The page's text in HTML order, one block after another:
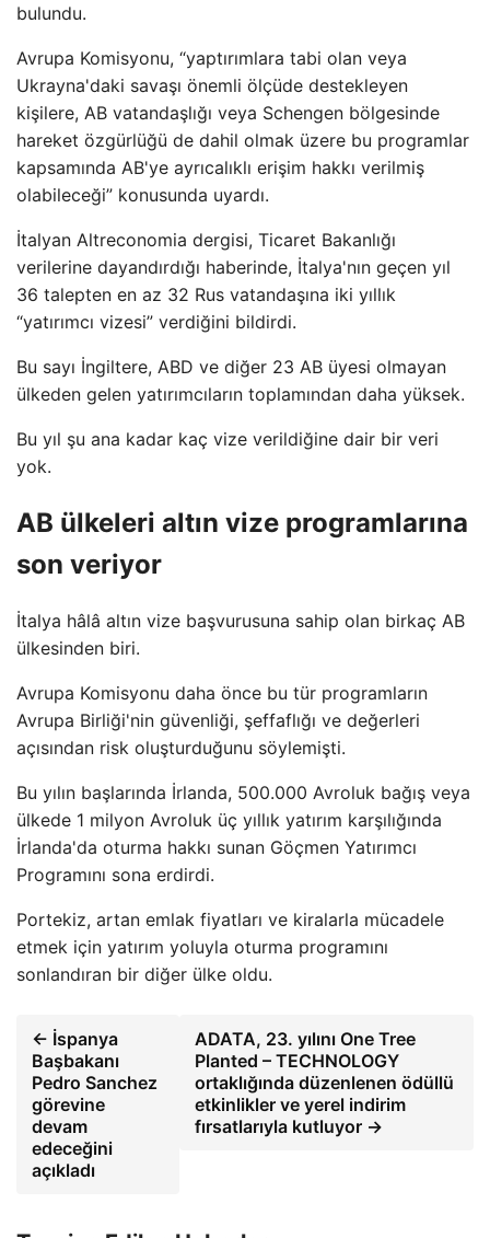
bulundu.
Avrupa Komisyonu, “yaptırımlara tabi olan veya
Ukrayna'daki savaşı önemli ölçüde destekleyen
kişilere, AB vatandaşlığı veya Schengen bölgesinde
hareket özgürlüğü de dahil olmak üzere bu programlar
kapsamında AB'ye ayrıcalıklı erişim hakkı verilmiş
olabileceği” konusunda uyardı.
İtalyan Altreconomia dergisi, Ticaret Bakanlığı
verilerine dayandırdığı haberinde, İtalya'nın geçen yıl
36 talepten en az 32 Rus vatandaşına iki yıllık
“yatırımcı vizesi” verdiğini bildirdi.
Bu sayı İngiltere, ABD ve diğer 23 AB üyesi olmayan
ülkeden gelen yatırımcıların toplamından daha yüksek.
Bu yıl şu ana kadar kaç vize verildiğine dair bir veri
yok.
AB ülkeleri altın vize programlarına
son veriyor
İtalya hâlâ altın vize başvurusuna sahip olan birkaç AB
ülkesinden biri.
Avrupa Komisyonu daha önce bu tür programların
Avrupa Birliği'nin güvenliği, şeffaflığı ve değerleri
açısından risk oluşturduğunu söylemişti.
Bu yılın başlarında İrlanda, 500.000 Avroluk bağış veya
ülkede 1 milyon Avroluk üç yıllık yatırım karşılığında
İrlanda'da oturma hakkı sunan Göçmen Yatırımcı
Programını sona erdirdi.
Portekiz, artan emlak fiyatları ve kiralarla mücadele
etmek için yatırım yoluyla oturma programını
sonlandıran bir diğer ülke oldu.
← İspanya
Başbakanı
Pedro Sanchez
görevine
devam
edeceğini
açıkladı
ADATA, 23. yılını One Tree
Planted – TECHNOLOGY
ortaklığında düzenlenen ödüllü
etkinlikler ve yerel indirim
fırsatlarıyla kutluyor →